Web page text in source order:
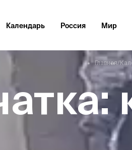
Календарь Россия Мир
Главная/